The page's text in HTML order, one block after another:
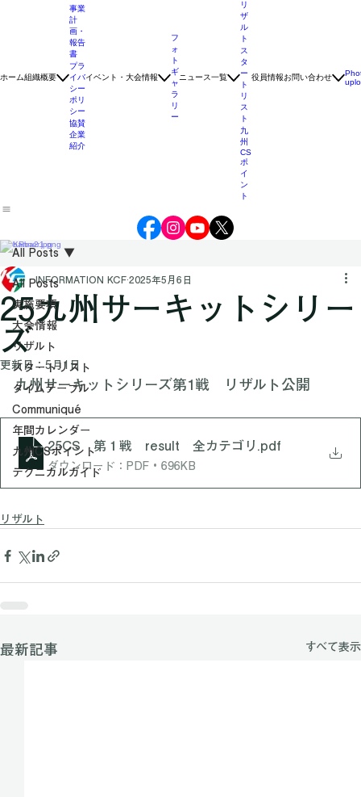
事業
計
画・
報告
書
プラ
イバ
シー
ポリ
シー
協賛
フ
ォ
ト
ギ
ャ
ラ
要
項
リ
ザ
ル
ト
ス
タ
ー
ト
リ
ス
ト
九
州
CS
ポ
イ
All Posts
実施要項
大会情報
リザルト
スタートリスト
タイムテーブル
Communiqué
年間カレンダー
九州CSポイント
All Posts
25九州サーキットシリー
ズ
INFORMATION KCF 2025年5月6日
更新日：5月1日
九州サーキットシリーズ第1戦​　リザルト公開
25CS 第１戦 result 全カテゴリ
ダウンロード：PDF • 696KB